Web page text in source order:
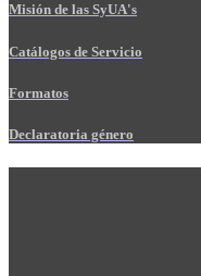
Misión de las SyUA's
Catálogos de Servicio
Formatos
Declaratoria género